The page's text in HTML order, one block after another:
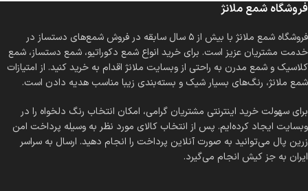
فروشگاه شمع ملانژ
فروشگاه شمع ملانژ با بیش از ۵ سال سابقه در فروش شمع‌های دستساز در
خدمت مشتریان عزیز است. برای خرید انواع شمع دکوراتیو، شمع دستساز، شمع
کلاسیک و شمع مدرن به راحتی از وبسایت ملانژ اقدام به خرید کنید. از امتیازات
شمع ملانژ، رنگ‌های بسیار شیک و بسته‌بندی زیبا مناسب هدیه دادن است.
برای سهولت خرید اینترنتی مشتریان گرامی، امکان انتخاب رنگ دلخواه را در
وبسایت ایجاد کرده‌ایم. پس از انتخاب کالای مورد نظر به وسیله پرداخت امن
زرین پال می‌توانید به صورت آنلاین پرداخت را انجام دهید. ارسال به سراسر
ایران به جز کیش انجام می‌گیرد.